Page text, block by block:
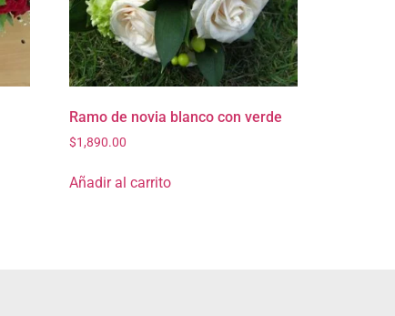
Ramo de novia blanco con verde
$1,890.00
Añadir al carrito